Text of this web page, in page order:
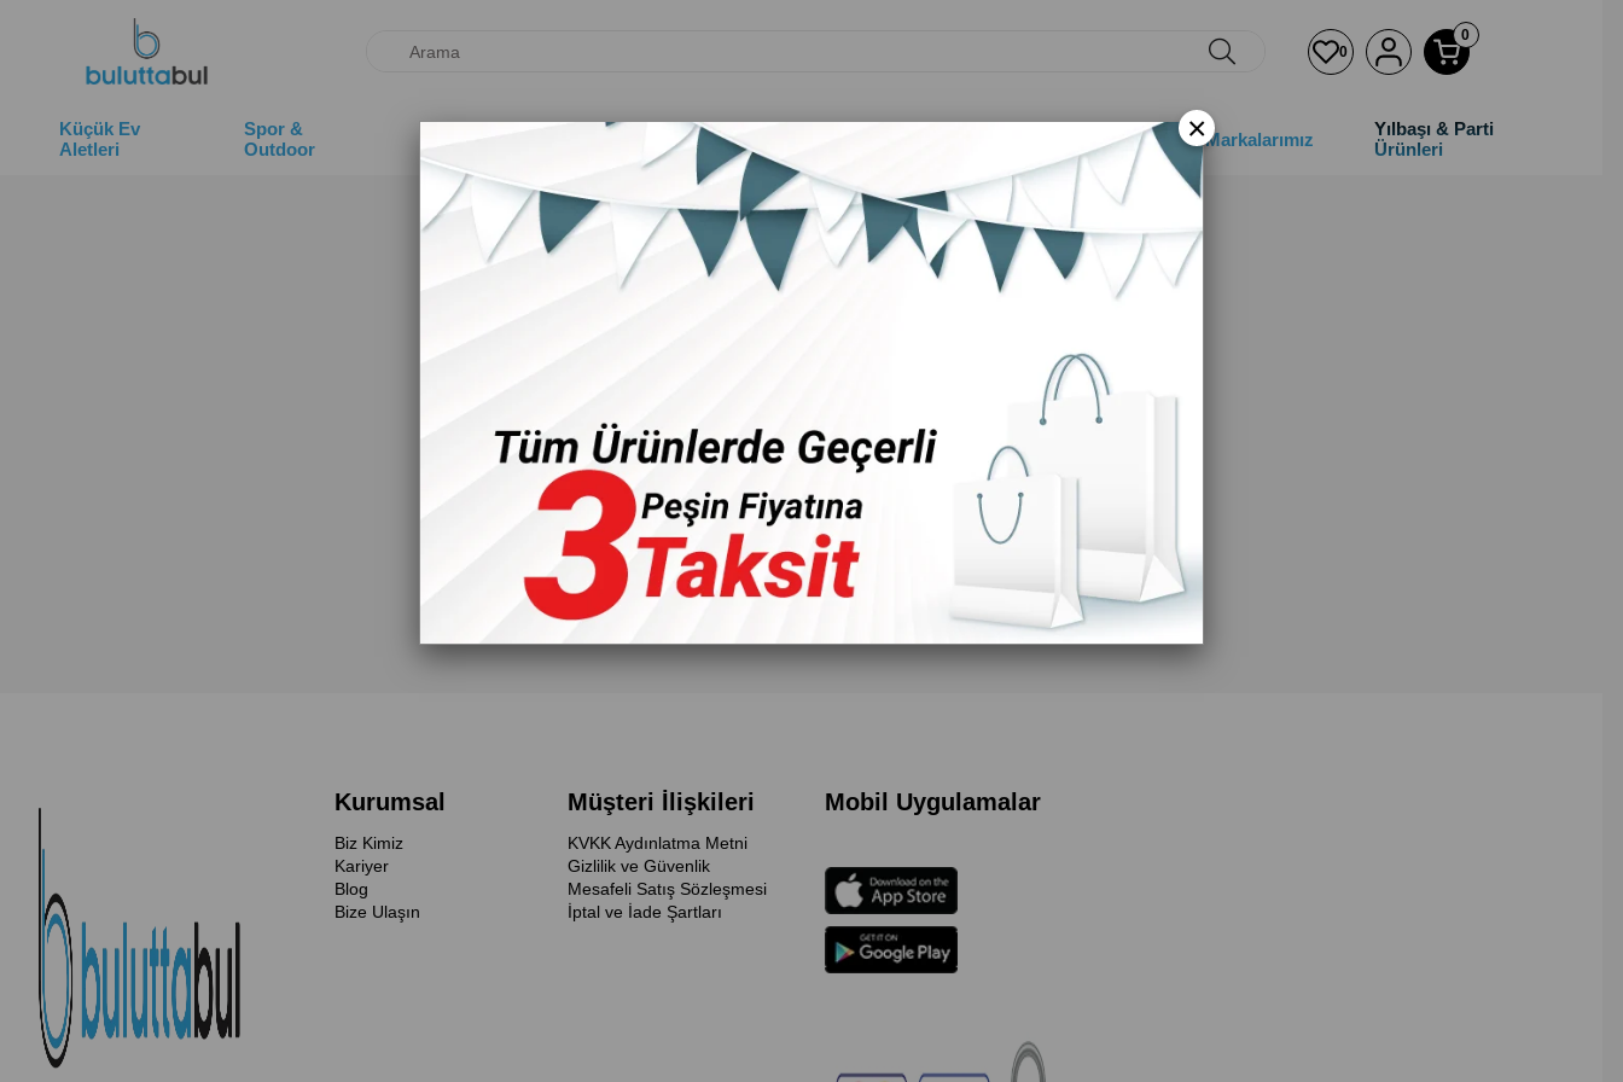
0
0
Küçük Ev
Aletleri
Spor &
Outdoor
Deniz
Kişisel Bakım
Ev &
Anne&Bebek&Çocuk Markalarımız
Yılbaşı & Parti
Ürünleri
Kurumsal
Biz Kimiz
Kariyer
Blog
Bize Ulaşın
Müşteri İlişkileri
KVKK Aydınlatma Metni
Gizlilik ve Güvenlik
Mesafeli Satış Sözleşmesi
İptal ve İade Şartları
Mobil Uygulamalar
×